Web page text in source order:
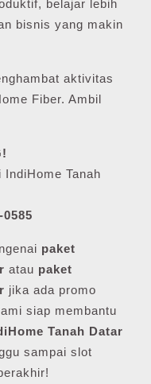
belajar lebih
bisnis yang makin
aktivitas
Fiber. Ambil
Tanah
paket
atau paket
jika ada promo
siap membantu
Tanah Datar
sampai slot